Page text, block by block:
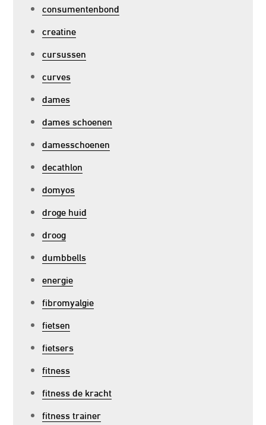
consumentenbond
creatine
cursussen
curves
dames
dames schoenen
damesschoenen
decathlon
domyos
droge huid
droog
dumbbells
energie
fibromyalgie
fietsen
fietsers
fitness
fitness de kracht
fitness trainer